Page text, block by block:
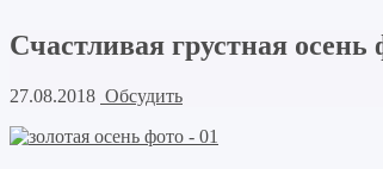
Счастливая грустная осень
27.08.2018 Обсудить